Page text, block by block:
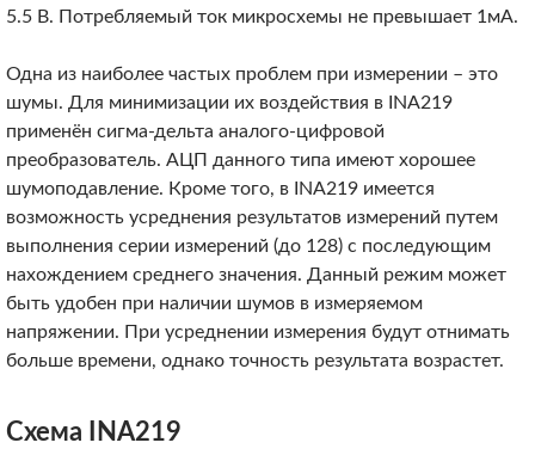
5.5 В. Потребляемый ток микросхемы не превышает 1мА.
Одна из наиболее частых проблем при измерении – это
шумы. Для минимизации их воздействия в INA219
применён сигма-дельта аналого-цифровой
преобразователь. АЦП данного типа имеют хорошее
шумоподавление. Кроме того, в INA219 имеется
возможность усреднения результатов измерений путем
выполнения серии измерений (до 128) с последующим
нахождением среднего значения. Данный режим может
быть удобен при наличии шумов в измеряемом
напряжении. При усреднении измерения будут отнимать
больше времени, однако точность результата возрастет.
Схема INA219